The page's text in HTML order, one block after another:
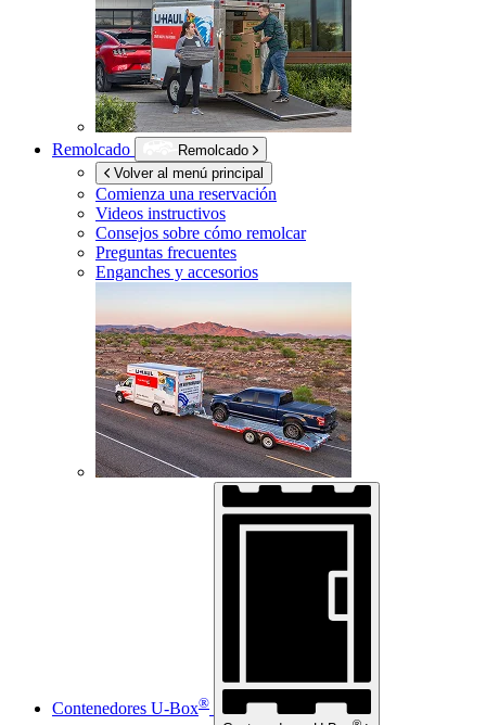
Remolcado
Remolcado
Volver al menú principal
Comienza una reservación
Videos instructivos
Consejos sobre cómo remolcar
Preguntas frecuentes
Enganches y accesorios
Contenedores U-Box®